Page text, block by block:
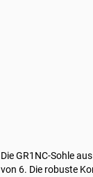
Die GR1NC-Sohle
von 6. Die robuste